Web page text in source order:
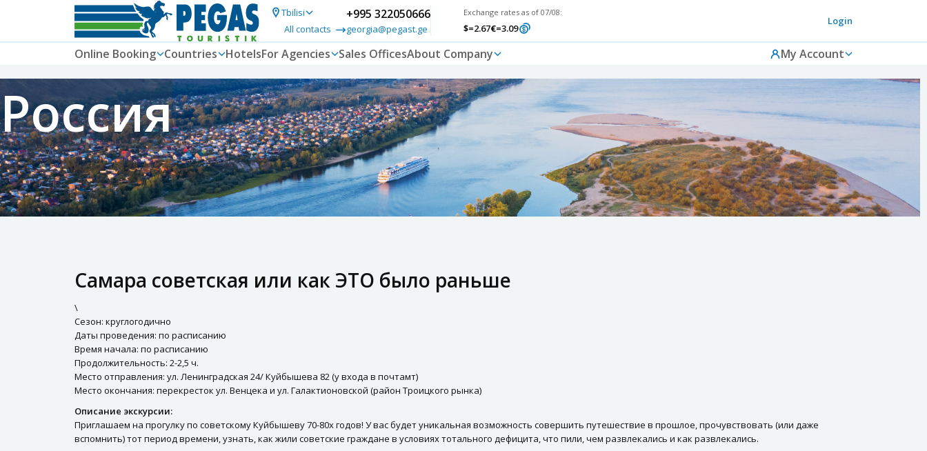
Tbilisi
All contacts
+995 322050666
georgia@pegast.ge
Exchange rates as of 07/08:
$=2.67€=3.09
Login
Online Booking Countries HotelsFor Agencies Sales OfficesAbout Company My Account
Россия
Самара советская или как ЭТО было раньше
\
Сезон: круглогодично
Даты проведения: по расписанию
Время начала: по расписанию
Продолжительность: 2-2,5 ч.
Место отправления: ул. Ленинградская 24/ Куйбышева 82 (у входа в почтамт)
Место окончания: перекресток ул. Венцека и ул. Галактионовской (район Троицкого рынка)
Описание экскурсии:
Приглашаем на прогулку по советскому Куйбышеву 70-80х годов! У вас будет уникальная возможность совершить путешествие в прошлое, прочувствовать (или даже
вспомнить) тот период времени, узнать, как жили советские граждане в условиях тотального дефицита, что пили, чем развлекались и как развлекались.